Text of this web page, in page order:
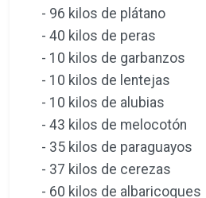
- 96 kilos de plátano
- 40 kilos de peras
- 10 kilos de garbanzos
- 10 kilos de lentejas
- 10 kilos de alubias
- 43 kilos de melocotón
- 35 kilos de paraguayos
- 37 kilos de cerezas
- 60 kilos de albaricoques